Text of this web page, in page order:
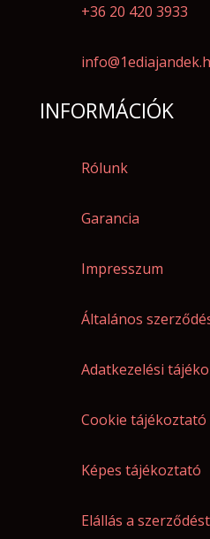
+36 20 420 3933
INFORMÁCIÓK
Rólunk
Garancia
Impresszum
Általános
Adatkezelési
Cookie tájékoztató
Képes tájékoztató
Elállás a